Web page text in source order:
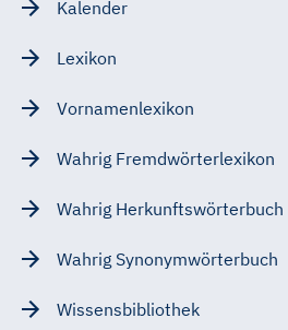
Kalender
Lexikon
Vornamenlexikon
Wahrig Fremdwörterlexikon
Wahrig Herkunftswörterbuch
Wahrig Synonymwörterbuch
Wissensbibliothek